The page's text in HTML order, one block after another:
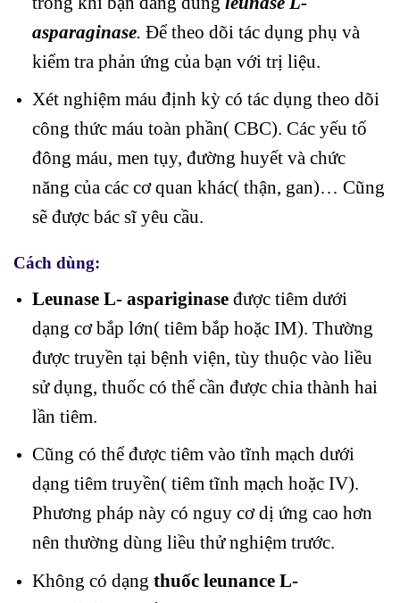
asparaginase. Để theo dõi tác dụng phụ và
kiểm tra phản ứng của bạn với trị liệu.
Xét nghiệm máu định kỳ có tác dụng theo dõi
công thức máu toàn phần( CBC). Các yếu tố
đông máu, men tụy, đường huyết và chức
năng của các cơ quan khác( thận, gan)… Cũng
sẽ được bác sĩ yêu cầu.
Cách dùng:
Leunase L- aspariginaseđược tiêm dưới
dạng cơ bắp lớn( tiêm bắp hoặc IM). Thường
được truyền tại bệnh viện, tùy thuộc vào liều
sử dụng, thuốc có thể cần được chia thành hai
lần tiêm.
Cũng có thể được tiêm vào tĩnh mạch dưới
dạng tiêm truyền( tiêm tĩnh mạch hoặc IV).
Phương pháp này có nguy cơ dị ứng cao hơn
nên thường dùng liều thử nghiệm trước.
Không có dạng thuốc leunance L-